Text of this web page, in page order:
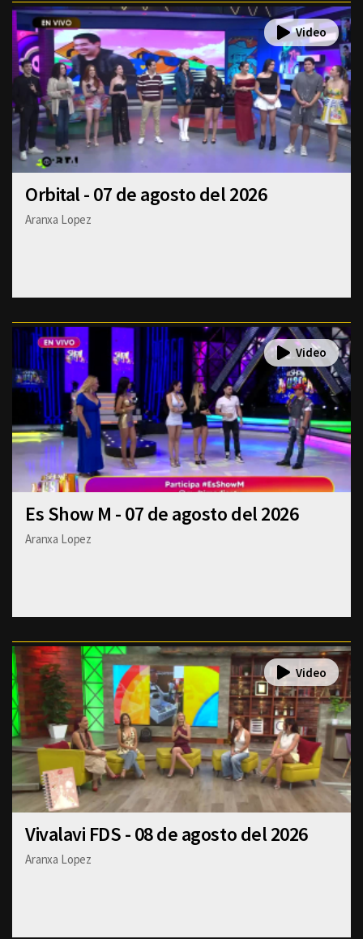
Orbital - 07 de agosto del 2026
Aranxa Lopez
Es Show M - 07 de agosto del 2026
Aranxa Lopez
Vivalavi FDS - 08 de agosto del 2026
Aranxa Lopez